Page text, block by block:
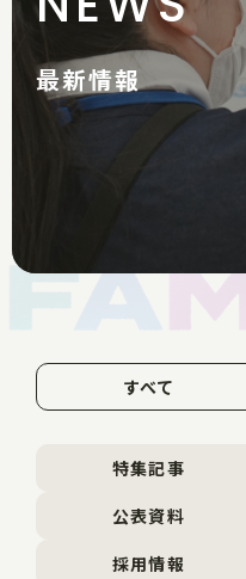
最新情報
すべて
特集記事
公表資料
採用情報